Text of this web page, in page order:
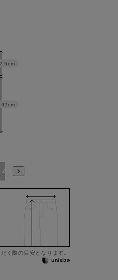
92cm
4L 5L
く際の目安となります。